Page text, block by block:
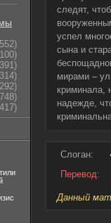
следят,
успел
сына и
мирами –
криминала,
надежде,
Слоган:
Перевод:
Данный